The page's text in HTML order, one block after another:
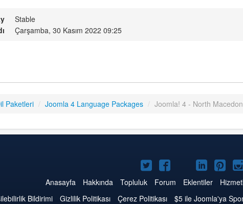
Stable
Çarşamba, 30 Kasım 2022 09:25
Paketleri / Joomla 4 Language Packages / Joomla! 4 - North
Twitter'da
Joomla
Facebook'da
Joomla
YouTube'da
JoomlaJoomla
Anasayfa Hakkında Topluluk Forum Eklentiler
Bildirimi
Gizlilik Politikası Çerez Politikası $5 ile Joomla'ya